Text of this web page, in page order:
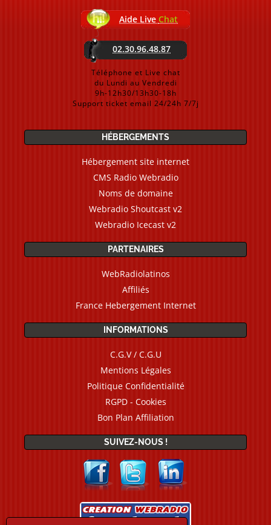
Aide Live Chat
02.30.96.48.87
Téléphone et Live chat
du Lundi au Vendredi
9h-12h30/13h30-18h
Support ticket email 24/24h 7/7j
HÉBERGEMENTS
Hébergement site internet
CMS Radio Webradio
Noms de domaine
Webradio Shoutcast v2
Webradio Icecast v2
PARTENAIRES
WebRadiolatinos
Affiliés
France Hebergement Internet
INFORMATIONS
C.G.V / C.G.U
Mentions Légales
Politique Confidentialité
RGPD - Cookies
Bon Plan Affiliation
SUIVEZ-NOUS !